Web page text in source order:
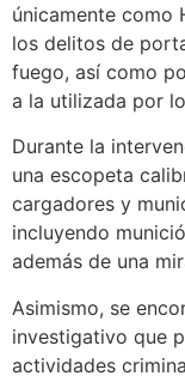
únicamente como
los delitos de
fuego, así como
a la utilizada por
Durante la
una escopeta
cargadores y
incluyendo
además de una
Asimismo, se
investigativo que
actividades